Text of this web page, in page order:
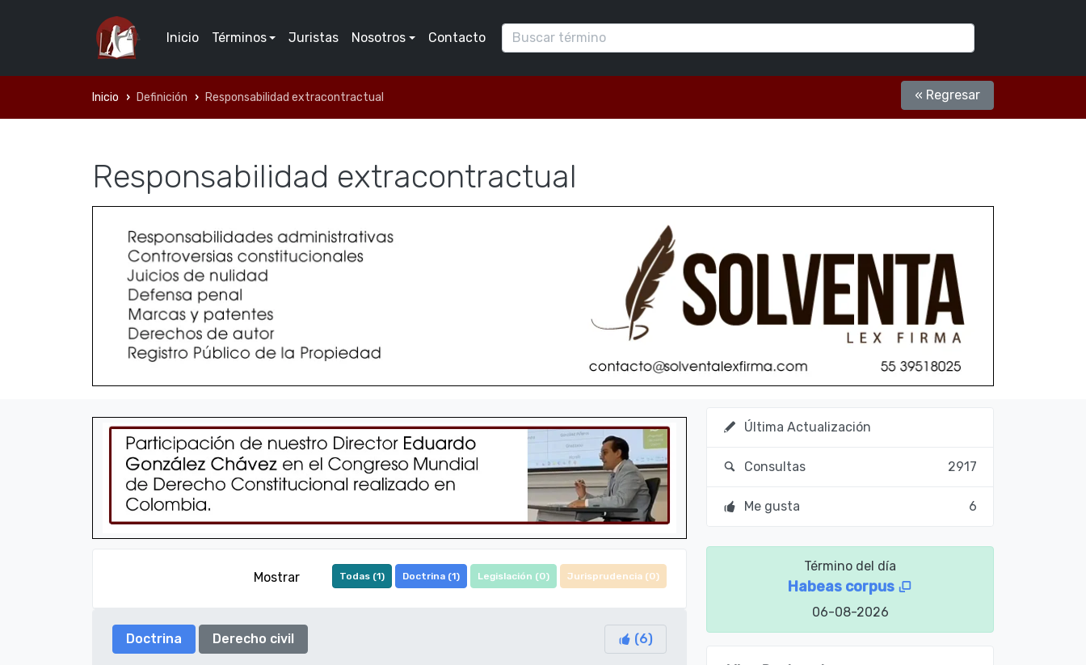
Inicio Términos Juristas Nosotros Contacto
Inicio Definición Responsabilidad extracontractual « Regresar
Responsabilidad extracontractual
Mostrar Todas (1) Doctrina (1) Legislación (0) Jurisprudencia (0)
Doctrina Derecho civil (6)
Última Actualización
Consultas 2917
Me gusta 6
Término del día
Habeas corpus
06-08-2026